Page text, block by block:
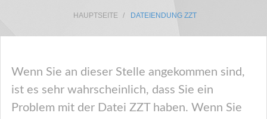
HAUPTSEITE DATEIENDUNG ZZT
Wenn Sie an dieser Stelle angekommen sind,
ist es sehr wahrscheinlich, dass Sie ein
Problem mit der Datei ZZT haben. Wenn Sie